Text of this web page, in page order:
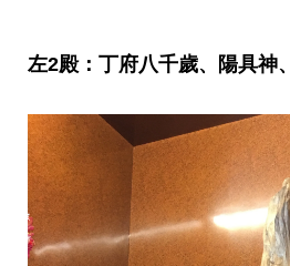
左2殿： 丁府八千歲、陽具神、